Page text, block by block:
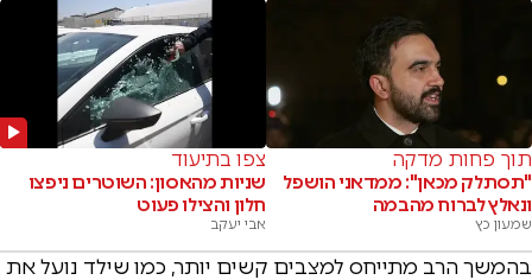
תוך פחות מדקה
"תסתלק מכאן": ממדאני הושפל
ונאלץ לברוח מהבמה
שמעון כץ
צפו בתיעוד
שניות מהאסון: השוטרים ניפצו
חלון והצילו פעוט
אבי יעקב
בהמשך הרב מתייחס למצבים קשים יותר, כמו שילד נועל את